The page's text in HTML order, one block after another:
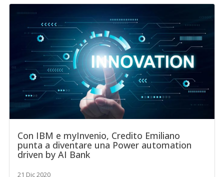
Con IBM e myInvenio, Credito Emiliano
punta a diventare una Power automation
driven by AI Bank
21 Dic 2020